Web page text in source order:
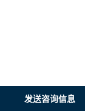
发送咨询信息